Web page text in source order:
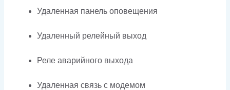
Удаленная панель оповещения
Удаленный релейный выход
Реле аварийного выхода
Удаленная связь с модемом